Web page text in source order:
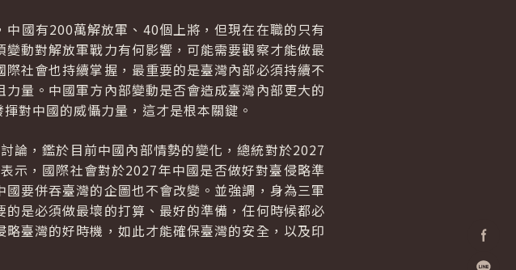
國有200萬解放軍、40個上將，但現在在職的只有
動對解放軍戰力有何影響，可能需要觀察才能做最
社會也持續掌握，最重要的是臺灣內部必須持續不
量。中國軍方內部變動是否會造成臺灣內部更大的
對中國的威懾力量，這才是根本關鍵。
論，鑑於目前中國內部情勢的變化，總統對於2027
示，國際社會對於2027年中國是否做好對臺侵略準
要併吞臺灣的企圖也不會改變。並強調，身為三軍
是必須做最壞的打算、最好的準備，任何時候都必
臺灣的好時機，如此才能確保臺灣的安全，以及印